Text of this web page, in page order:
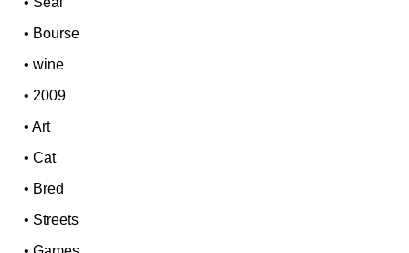
• Bourse
•wine
• 2009
•Art
•Cat
• Bred
• Streets